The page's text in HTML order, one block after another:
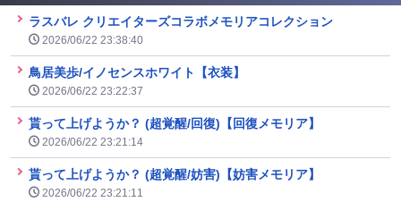
ラスバレ クリエイターズコラボメモリアコレクション
2026/06/22 23:38:40
鳥居美歩/イノセンスホワイト【衣装】
2026/06/22 23:22:37
貰って上げようか？ (超覚醒/回復)【回復メモリア】
2026/06/22 23:21:14
貰って上げようか？ (超覚醒/妨害)【妨害メモリア】
2026/06/22 23:21:11